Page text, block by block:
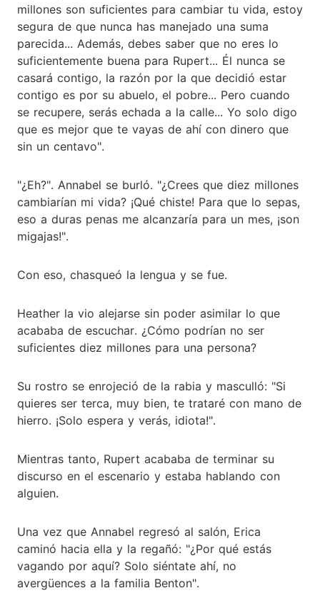
millones son suficientes para cambiar tu vida, estoy
segura de que nunca has manejado una suma
parecida... Además, debes saber que no eres lo
suficientemente buena para Rupert... Él nunca se
casará contigo, la razón por la que decidió estar
contigo es por su abuelo, el pobre... Pero cuando
se recupere, serás echada a la calle... Yo solo digo
que es mejor que te vayas de ahí con dinero que
sin un centavo".
"¿Eh?". Annabel se burló. "¿Crees que diez millones
cambiarían mi vida? ¡Qué chiste! Para que lo sepas,
eso a duras penas me alcanzaría para un mes, ¡son
migajas!".
Con eso, chasqueó la lengua y se fue.
Heather la vio alejarse sin poder asimilar lo que
acababa de escuchar. ¿Cómo podrían no ser
suficientes diez millones para una persona?
Su rostro se enrojeció de la rabia y masculló: "Si
quieres ser terca, muy bien, te trataré con mano de
hierro. ¡Solo espera y verás, idiota!".
Mientras tanto, Rupert acababa de terminar su
discurso en el escenario y estaba hablando con
alguien.
Una vez que Annabel regresó al salón, Erica
caminó hacia ella y la regañó: "¿Por qué estás
vagando por aquí? Solo siéntate ahí, no
avergüences a la familia Benton".